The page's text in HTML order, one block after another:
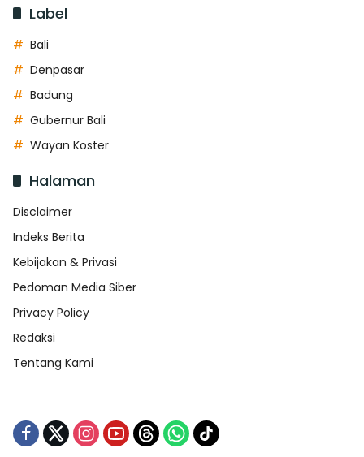
Label
Bali
Denpasar
Badung
Gubernur Bali
Wayan Koster
Halaman
Disclaimer
Indeks Berita
Kebijakan & Privasi
Pedoman Media Siber
Privacy Policy
Redaksi
Tentang Kami